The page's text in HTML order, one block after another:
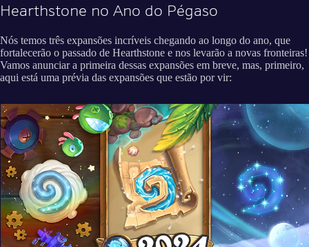
Hearthstone no Ano do Pégaso
Nós temos três expansões incríveis chegando ao longo do ano, que
fortalecerão o passado de Hearthstone e nos levarão a novas fronteiras!
Vamos anunciar a primeira dessas expansões em breve, mas, primeiro,
aqui está uma prévia das expansões que estão por vir: